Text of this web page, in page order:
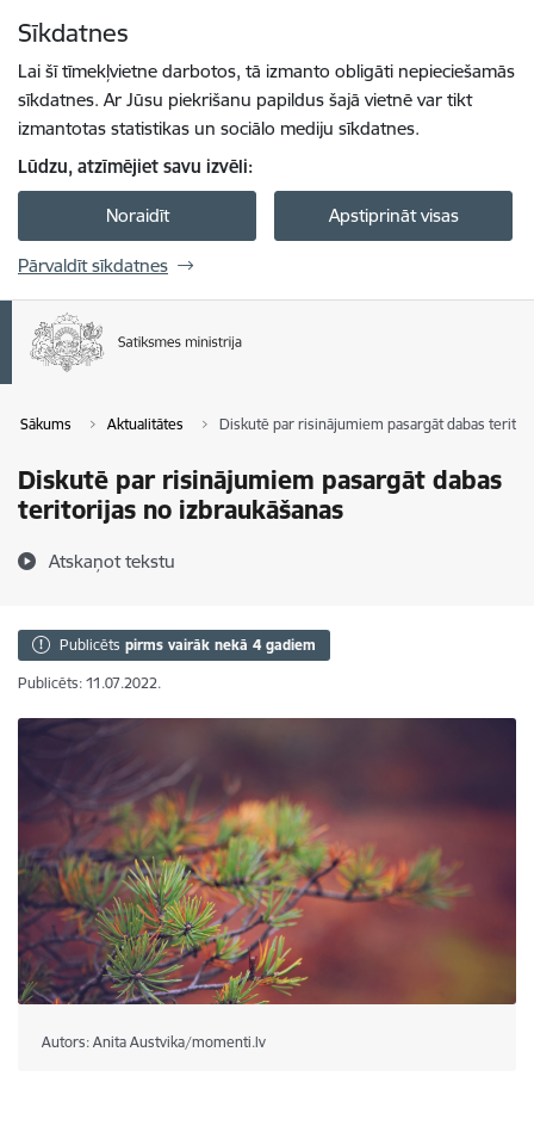
Sīkdatnes
Lai šī tīmekļvietne darbotos, tā izmanto obligāti nepieciešamās
sīkdatnes. Ar Jūsu piekrišanu papildus šajā vietnē var tikt
izmantotas statistikas un sociālo mediju sīkdatnes.
Lūdzu, atzīmējiet savu izvēli:
Noraidīt Apstiprināt visas
Pārvaldīt sīkdatnes
Sākums Aktualitātes Diskutē par risinājumiem pasargāt dabas
Diskutē par risinājumiem pasargāt dabas
teritorijas no izbraukāšanas
Atskaņot tekstu
Publicēts pirms vairāk nekā 4 gadiem
Publicēts: 11.07.2022.
Autors: Anita Austvika/momenti.lv